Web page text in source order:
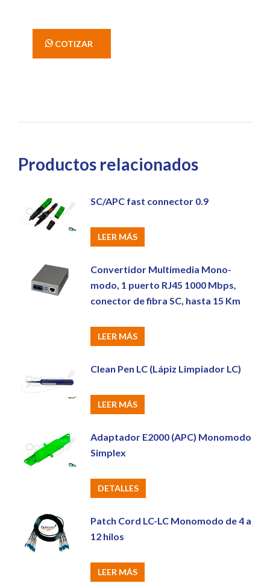
' COTIZAR
Productos relacionados
SC/APC fast connector 0.9
LEER MÁS
Convertidor Multimedia Mono-
modo, 1 puerto RJ45 1000 Mbps,
conector de fibra SC, hasta 15 Km
LEER MÁS
Clean Pen LC (Lápiz Limpiador LC)
LEER MÁS
Adaptador E2000 (APC) Monomodo
Simplex
DETALLES
Patch Cord LC-LC Monomodo de 4 a
12 hilos
LEER MÁS